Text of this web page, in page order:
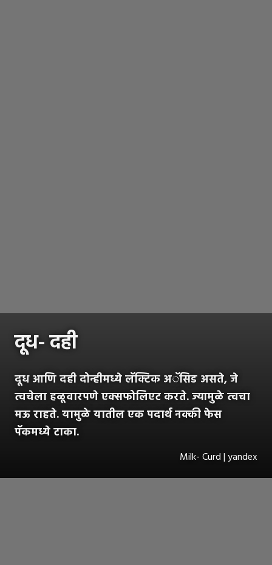
दूध- दही
दूध आणि दही दोन्हीमध्ये लॅक्टिक अॅसिड असते, जे
त्वचेला हळूवारपणे एक्सफोलिएट करते. ज्यामुळे त्वचा
मऊ राहते. यामुळे यातील एक पदार्थ नक्की फेस
पॅकमध्ये टाका.
Milk- Curd | yandex